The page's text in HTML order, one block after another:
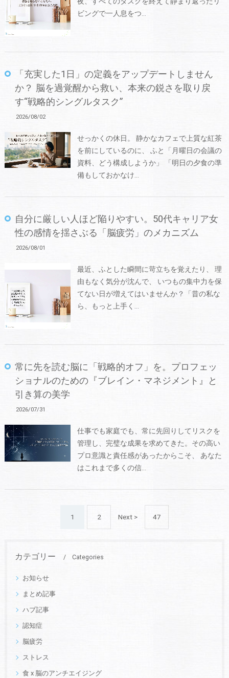
ビングで一人息をつ…
「充実した1日」の定義をアップデートしません
か？ 脳を過覚醒から救い、本来の鋭さを取り戻
す“戦略的シングルタスク”
2026/08/02
せっかくの休日。 静かなカフェで上質な紅茶
を前にしているのに、 ふと「月曜日の会議の
資料、どう構成しようか」 「明日の夕食の準
備もしておかなけ…
自分に厳しい人ほど陥りやすい。50代キャリア女
性の感情を揺さぶる「脳疲労」のメカニズム
2026/08/01
最近、ふとした瞬間に苛立ちを覚えたり、 理
由もなく気分が沈んで、 いつもの集中力を保
てない日が増えてはいませんか？「昔の私な
ら、もっと上手く…
常に先を読む脳に「戦略的オフ」を。プロフェッ
ショナルのための『ブレイン・マネジメント』と
引き算の美学
2026/07/31
仕事でも家庭でも、常に先回りしてリスクを
管理し、完璧な成果を求めてきた。その高い
プロ意識と責任感があったからこそ、 あなた
はこれまで多くの信…
1 2 Next > 47
カテゴリー Categories
お知らせ
まとめ記事
ハブ記事
認知症
脳疲労
ストレス
食 x 脳のアンチエイジング